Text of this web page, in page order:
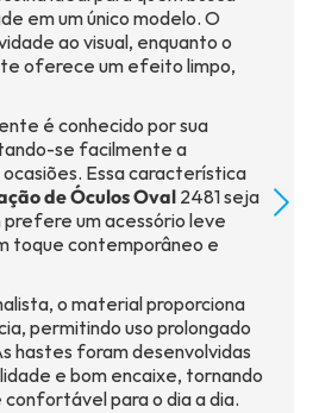
em um único modelo. O
ao visual, enquanto o
oferece um efeito limpo,
é conhecido por sua
se facilmente a
Essa característica
de Óculos Oval 2481 seja
um acessório leve
toque contemporâneo e
o material proporciona
permitindo uso prolongado
hastes foram desenvolvidas
e bom encaixe, tornando
para o dia a dia.